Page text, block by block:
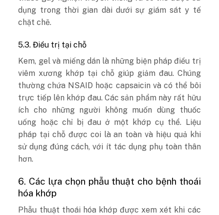
dụng trong thời gian dài dưới sự giám sát y tế
chặt chẽ.
5.3. Điều trị tại chỗ
Kem, gel và miếng dán là những biện pháp điều trị
viêm xương khớp tại chỗ giúp giảm đau. Chúng
thường chứa NSAID hoặc capsaicin và có thể bôi
trực tiếp lên khớp đau. Các sản phẩm này rất hữu
ích cho những người không muốn dùng thuốc
uống hoặc chỉ bị đau ở một khớp cụ thể. Liệu
pháp tại chỗ được coi là an toàn và hiệu quả khi
sử dụng đúng cách, với ít tác dụng phụ toàn thân
hơn.
6. Các lựa chọn phẫu thuật cho bệnh thoái
hóa khớp
Phẫu thuật thoái hóa khớp được xem xét khi các